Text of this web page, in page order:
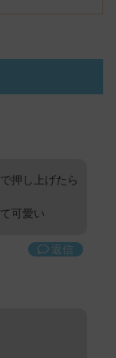
押し上げたら
可愛い
返信